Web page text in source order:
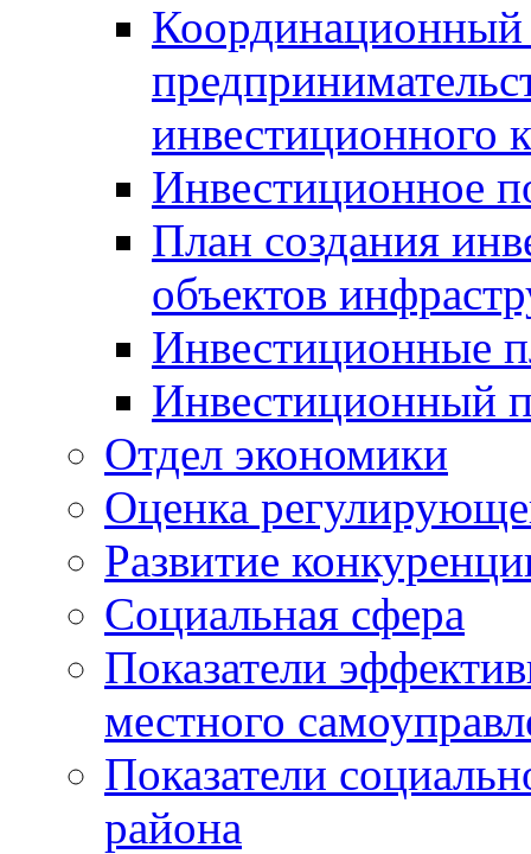
Координационный
инвестиционного
Инвестиционное
План создания
объектов
Инвестиционные
Инвестиционный
Отдел экономики
Оценка
Развитие
Социальная сфера
Показатели
местного
Показатели
района